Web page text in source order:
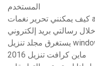
المستخدم
رسالتي بريد إلكتروني
ماين كرافت تنزيل 2016